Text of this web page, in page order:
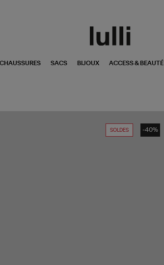
CHAUSSURES SACS BIJOUX ACCESS & BEAUTÉ
SOLDES -40%